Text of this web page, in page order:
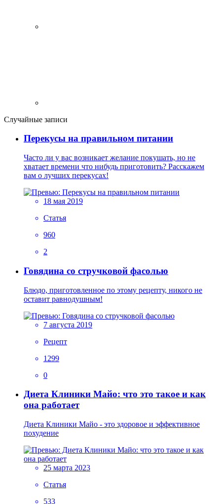
Случайные записи
Перекусы на правильном питании
Часто ли у вас возникает желание покушать, но не
хватает времени что нибудь приготовить? Расскажем
вам о лучших перекусах!
18 мая 2019
Статья
960
2
Говядина со стручковой фасолью
Блюдо, приготовленное по этому рецепту, никого не
оставит равнодушным!
7 августа 2019
Рецепт
1299
0
Диета Клиники Майо: что это такое и как
она работает
Диета Клиники Майо - это здоровое и эффективное
похудение
25 марта 2023
Статья
533